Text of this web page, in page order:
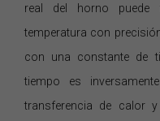
real del horno puede
temperatura con
con una constante de
tiempo es
transferencia de calor